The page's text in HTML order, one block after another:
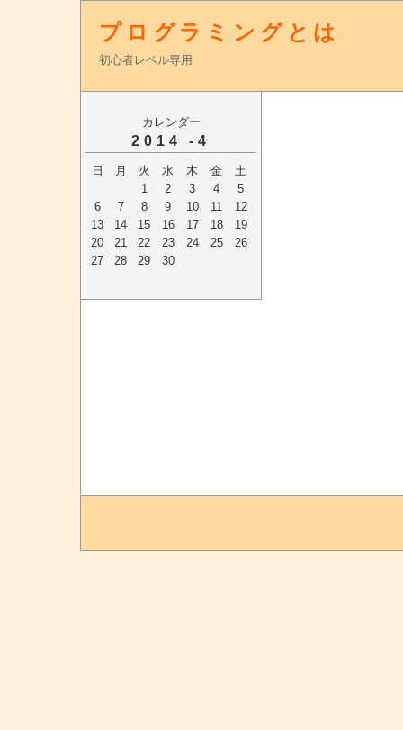
プログラミングとは
初心者レベル専用
カレンダー
2014 -4
日 月 火 水 木 金
土
1
2 3 4
5
6
7 8 9 10 11
12
13
14 15 16 17 18
19
20
21 22 23 24 25
26
27
28 29 30